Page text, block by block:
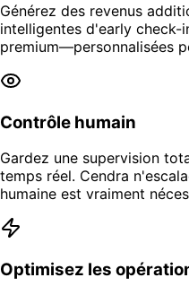
Générez des revenus
intelligentes d'early check-
premium—personnalisées
Contrôle humain
Gardez une supervision
temps réel. Cendra
humaine est vraiment
Optimisez les